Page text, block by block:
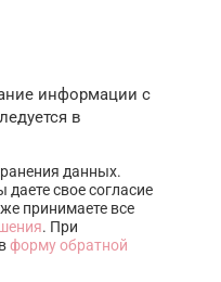
информации с
в
данных.
свое согласие
принимаете все
. При
форму обратной